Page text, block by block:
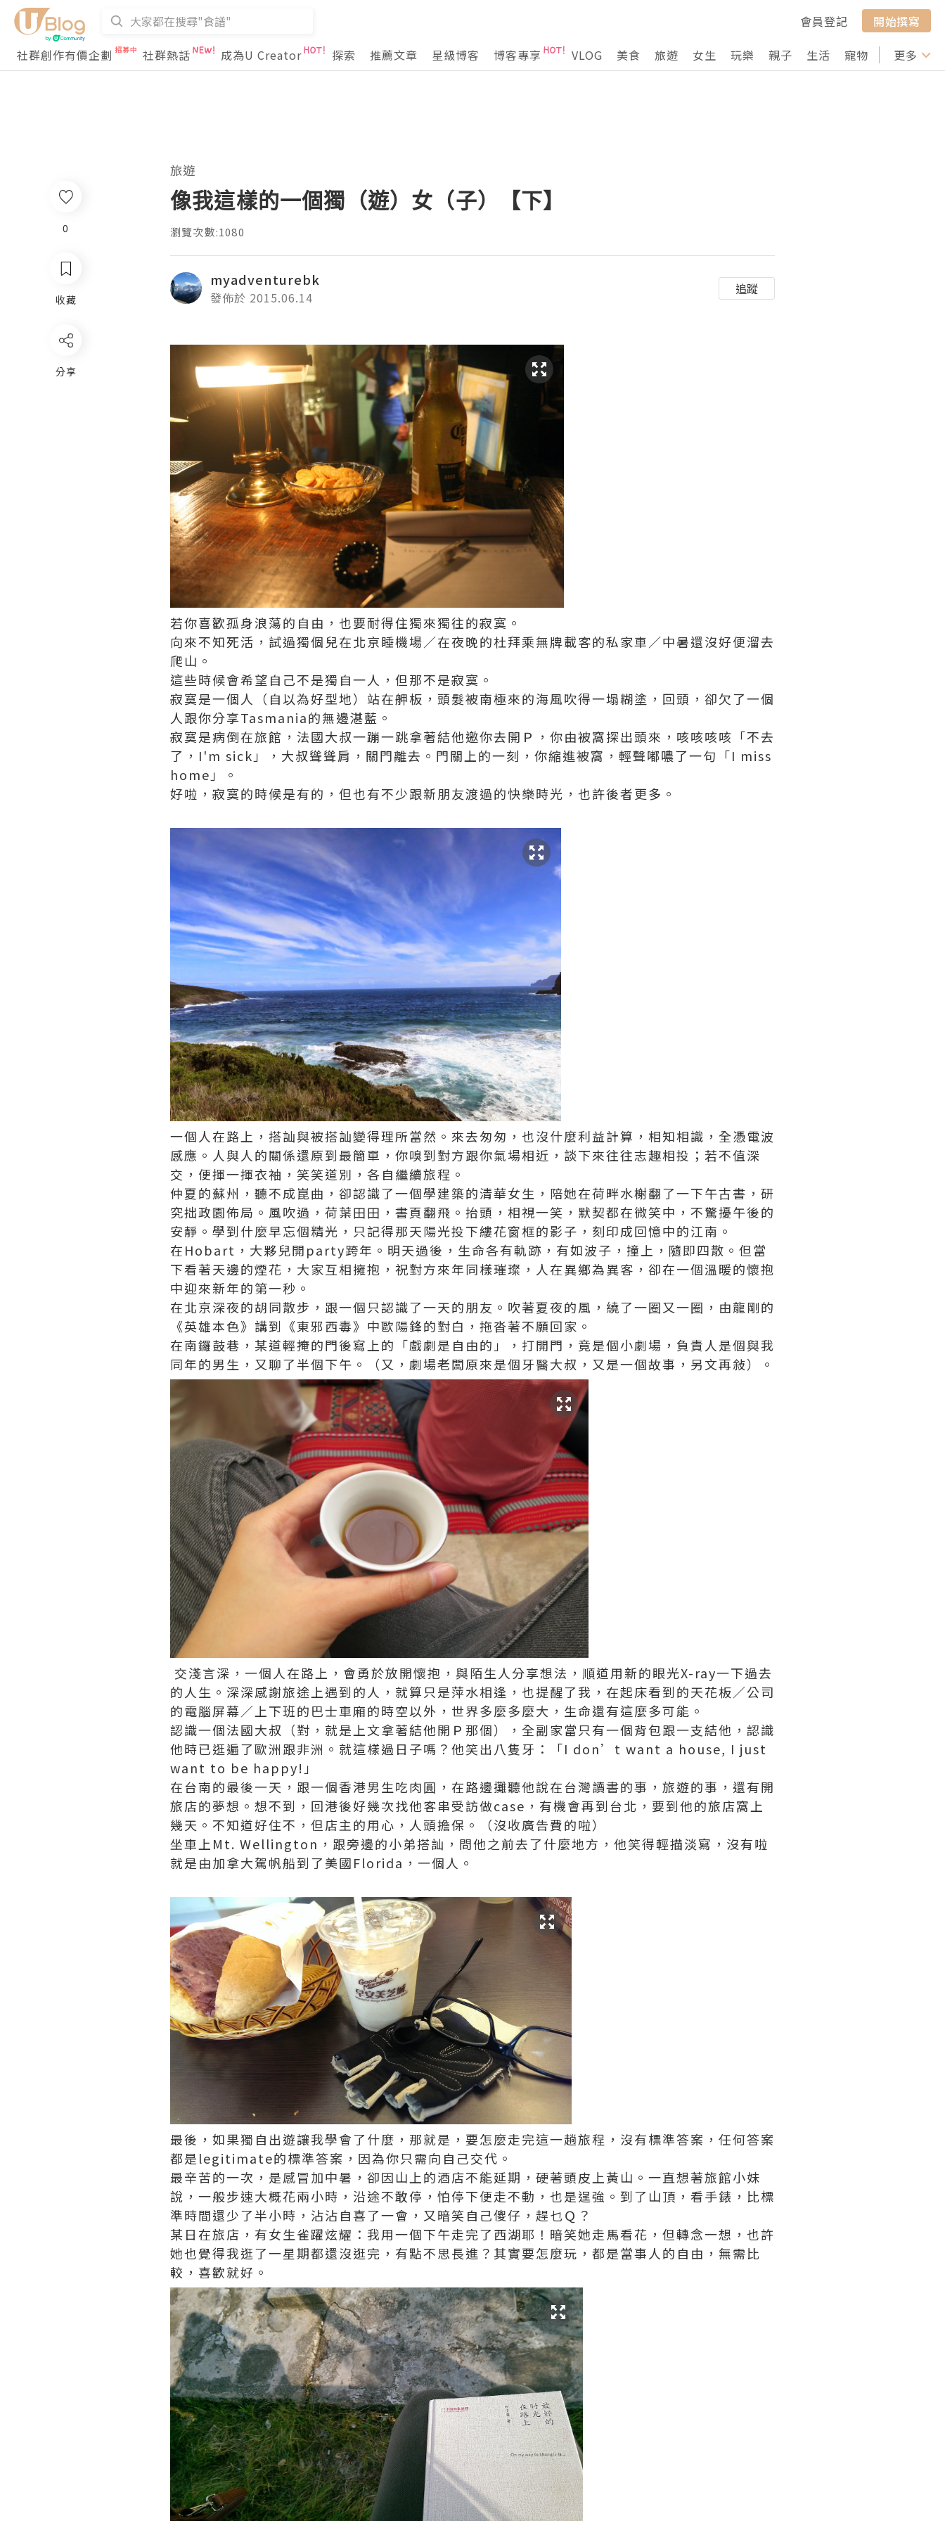
會員登記
開始撰寫
社群創作有價企劃
社群熱話 成為U Creator 探索 推薦文章 星級博客 博客專享 VLOG 美食 旅遊 女生 玩樂 親子 生活 寵物 行山 打卡
更多
0
收藏
分享
旅遊
像我這樣的一個獨（遊）女（子）【下】
瀏覽次數:1080
myadventurebk
發佈於 2015.06.14
追蹤
若你喜歡孤身浪蕩的自由，也要耐得住獨來獨往的寂寞。
向來不知死活，試過獨個兒在北京睡機場／在夜晚的杜拜乘無牌載客的私家車／中暑還沒好便溜去
爬山。
這些時候會希望自己不是獨自一人，但那不是寂寞。
寂寞是一個人（自以為好型地）站在舺板，頭髮被南極來的海風吹得一塌糊塗，回頭，卻欠了一個
人跟你分享Tasmania的無邊湛藍。
寂寞是病倒在旅館，法國大叔一蹦一跳拿著結他邀你去開Ｐ，你由被窩探出頭來，咳咳咳咳「不去
了，I'm sick」，大叔聳聳肩，關門離去。門關上的一刻，你縮進被窩，輕聲嘟噥了一句「I miss
home」。
好啦，寂寞的時候是有的，但也有不少跟新朋友渡過的快樂時光，也許後者更多。
一個人在路上，搭訕與被搭訕變得理所當然。來去匆匆，也沒什麼利益計算，相知相識，全憑電波
感應。人與人的關係還原到最簡單，你嗅到對方跟你氣場相近，談下來往往志趣相投；若不值深
交，便揮一揮衣袖，笑笑道別，各自繼續旅程。
仲夏的蘇州，聽不成崑曲，卻認識了一個學建築的清華女生，陪她在荷畔水榭翻了一下午古書，研
究拙政園佈局。風吹過，荷葉田田，書頁翻飛。抬頭，相視一笑，默契都在微笑中，不驚擾午後的
安靜。學到什麼早忘個精光，只記得那天陽光投下縷花窗框的影子，刻印成回憶中的江南。
在Hobart，大夥兒開party跨年。明天過後，生命各有軌跡，有如波子，撞上，隨即四散。但當
下看著天邊的煙花，大家互相擁抱，祝對方來年同樣璀璨，人在異鄉為異客，卻在一個溫暖的懷抱
中迎來新年的第一秒。
在北京深夜的胡同散步，跟一個只認識了一天的朋友。吹著夏夜的風，繞了一圈又一圈，由龍剛的
《英雄本色》講到《東邪西毒》中歐陽鋒的對白，拖沓著不願回家。
在南鑼鼓巷，某道輕掩的門後寫上的「戲劇是自由的」，打開門，竟是個小劇場，負責人是個與我
同年的男生，又聊了半個下午。（又，劇場老闆原來是個牙醫大叔，又是一個故事，另文再敍）。
交淺言深，一個人在路上，會勇於放開懷抱，與陌生人分享想法，順道用新的眼光X-ray一下過去
的人生。深深感謝旅途上遇到的人，就算只是萍水相逢，也提醒了我，在起床看到的天花板／公司
的電腦屏幕／上下班的巴士車廂的時空以外，世界多麼多麼大，生命還有這麼多可能。
認識一個法國大叔（對，就是上文拿著結他開Ｐ那個），全副家當只有一個背包跟一支結他，認識
他時已逛遍了歐洲跟非洲。就這樣過日子嗎？他笑出八隻牙：「I don’t want a house, I just
want to be happy!」
在台南的最後一天，跟一個香港男生吃肉圓，在路邊攤聽他說在台灣讀書的事，旅遊的事，還有開
旅店的夢想。想不到，回港後好幾次找他客串受訪做case，有機會再到台北，要到他的旅店窩上
幾天。不知道好住不，但店主的用心，人頭擔保。（沒收廣告費的啦）
坐車上Mt. Wellington，跟旁邊的小弟搭訕，問他之前去了什麼地方，他笑得輕描淡寫，沒有啦
就是由加拿大駕帆船到了美國Florida，一個人。
最後，如果獨自出遊讓我學會了什麼，那就是，要怎麼走完這一趟旅程，沒有標準答案，任何答案
都是legitimate的標準答案，因為你只需向自己交代。
最辛苦的一次，是感冒加中暑，卻因山上的酒店不能延期，硬著頭皮上黃山。一直想著旅館小妹
說，一般步速大概花兩小時，沿途不敢停，怕停下便走不動，也是逞強。到了山頂，看手錶，比標
準時間還少了半小時，沾沾自喜了一會，又暗笑自己傻仔，趕乜Ｑ？
某日在旅店，有女生雀躍炫耀：我用一個下午走完了西湖耶！暗笑她走馬看花，但轉念一想，也許
她也覺得我逛了一星期都還沒逛完，有點不思長進？其實要怎麼玩，都是當事人的自由，無需比
較，喜歡就好。